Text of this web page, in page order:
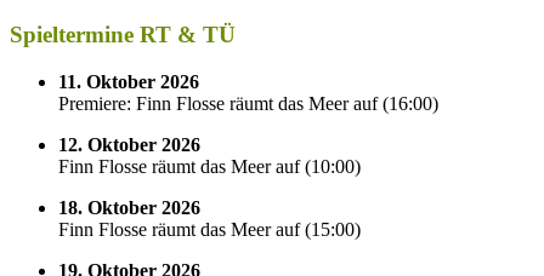
Spieltermine RT & TÜ
11. Oktober 2026
Premiere: Finn Flosse räumt das Meer auf(16:00)
12. Oktober 2026
Finn Flosse räumt das Meer auf(10:00)
18. Oktober 2026
Finn Flosse räumt das Meer auf(15:00)
19. Oktober 2026